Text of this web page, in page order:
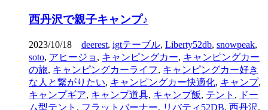
西丹沢で親子キャンプ♪
2023/10/18 deerest, igtテーブル, Liberty52db, snowpeak,
soto, アヒージョ , キャンピングカー, キャンピングカー
の旅, キャンピングカーライフ, キャンピングカー好き
な人と繋がりたい, キャンピングカー快適化, キャンプ,
キャンプギア, キャンプ道具, キャンプ飯, テント , ドー
ム型テント , フラットバーナー, リバティ52DB, 西丹沢,